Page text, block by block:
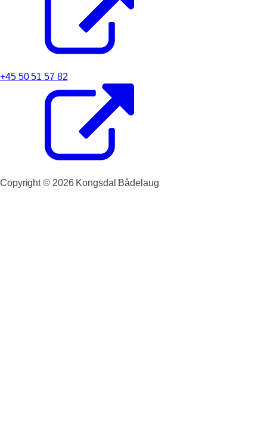
+45 50 51 57 82
Copyright © 2026Kongsdal Bådelaug